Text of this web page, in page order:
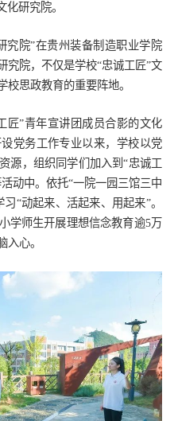
化研究院。
究院”在贵州装备制造职业学院
究院，不仅是学校“忠诚工匠”文
思政教育的重要阵地。
匠”青年宣讲团成员合影的文化
党务工作专业以来，学校以党
源，组织同学们加入到“忠诚工
动中。依托“一院一园三馆三中
“动起来、活起来、用起来”。
学师生开展理想信念教育逾5万
入心。